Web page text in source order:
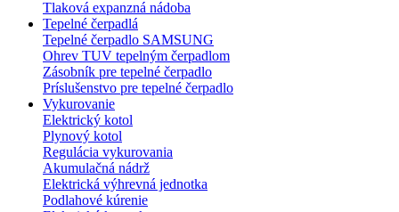
Tlaková expanzná nádoba
Tepelné čerpadlá
Tepelné čerpadlo SAMSUNG
Ohrev TUV tepelným čerpadlom
Zásobník pre tepelné čerpadlo
Príslušenstvo pre tepelné čerpadlo
Vykurovanie
Elektrický kotol
Plynový kotol
Regulácia vykurovania
Akumulačná nádrž
Elektrická výhrevná jednotka
Podlahové kúrenie